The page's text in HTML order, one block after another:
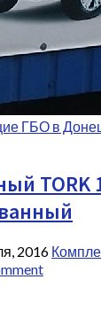
ГБО в
TORK
2016